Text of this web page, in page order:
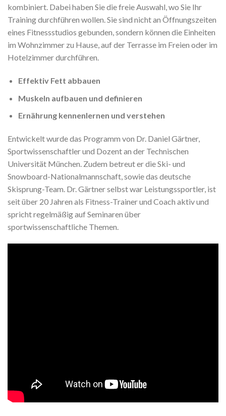
kombiniert. Dabei haben Sie die freie Auswahl, wo Sie Ihr
Training durchführen wollen. Sie sind nicht an Öffnungszeiten
eines Fitnessstudios gebunden, sondern können die Einheiten
im Wohnzimmer zu Hause, auf der Terrasse im Freien oder im
Hotelzimmer durchführen.
Effektiv Fett abbauen
Muskeln aufbauen und definieren
Ernährung kennenlernen und verstehen
Entwickelt wurde das Programm von Dr. Daniel Gärtner,
Sportwissenschaftler und Dozent an der Technischen
Universität München. Zudem betreut er die Ski- und
Snowboard-Nationalmannschaft, sowie das deutsche
Skisprung-Team. Dr. Gärtner selbst war Leistungssportler, ist
seit über 20 Jahren als Fitness-Trainer und Coach aktiv und
spricht regelmäßig auf Seminaren über
sportwissenschaftliche Themen.